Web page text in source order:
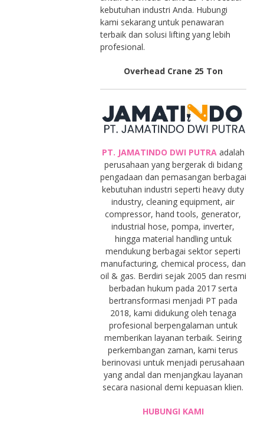
kebutuhan industri Anda. Hubungi
kami sekarang untuk penawaran
terbaik dan solusi lifting yang lebih
profesional.
Overhead Crane 25 Ton
PT. JAMATINDO DWI PUTRA adalah
perusahaan yang bergerak di bidang
pengadaan dan pemasangan berbagai
kebutuhan industri seperti heavy duty
industry, cleaning equipment, air
compressor, hand tools, generator,
industrial hose, pompa, inverter,
hingga material handling untuk
mendukung berbagai sektor seperti
manufacturing, chemical process, dan
oil & gas. Berdiri sejak 2005 dan resmi
berbadan hukum pada 2017 serta
bertransformasi menjadi PT pada
2018, kami didukung oleh tenaga
profesional berpengalaman untuk
memberikan layanan terbaik. Seiring
perkembangan zaman, kami terus
berinovasi untuk menjadi perusahaan
yang andal dan menjangkau layanan
secara nasional demi kepuasan klien.
HUBUNGI KAMI